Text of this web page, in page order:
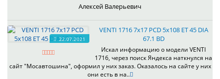
Алексей Валерьевич
22.07.2021
VENTI 1716 7x17 PCD 5x108 ET 45 DIA
67.1 BD
Искал информацию о модели VENTI
1716, через поиск Яндекса наткнулся на
сайт "Мосавтошина", оформил у них заказ. Оказалось на сайте у них
они есть в на..